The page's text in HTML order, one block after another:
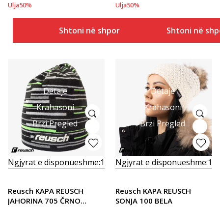
Ulja50%
Shtoni në shportë
Ulja50%
Shtoni në
Detaje
Krahasoni
Brzi Pregled
Ngjyrat e disponueshme:1
Reusch KAPA REUSCH
JAHORINA 705 ČRNO
Detaje
Krahasoni
Brzi Pregled
Ngjyrat e disponueshme:1
Reusch KAPA REUSCH
SONJA 100 BELA